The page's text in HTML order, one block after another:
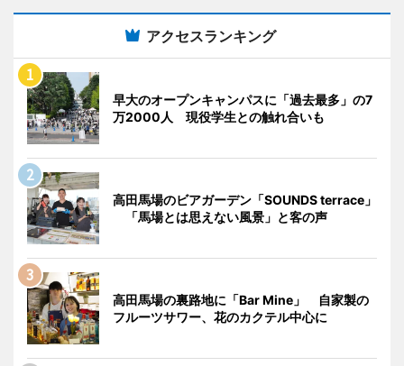
アクセスランキング
早大のオープンキャンパスに「過去最多」の7
万2000人 現役学生との触れ合いも
高田馬場のビアガーデン「SOUNDS terrace」
「馬場とは思えない風景」と客の声
高田馬場の裏路地に「Bar Mine」 自家製の
フルーツサワー、花のカクテル中心に